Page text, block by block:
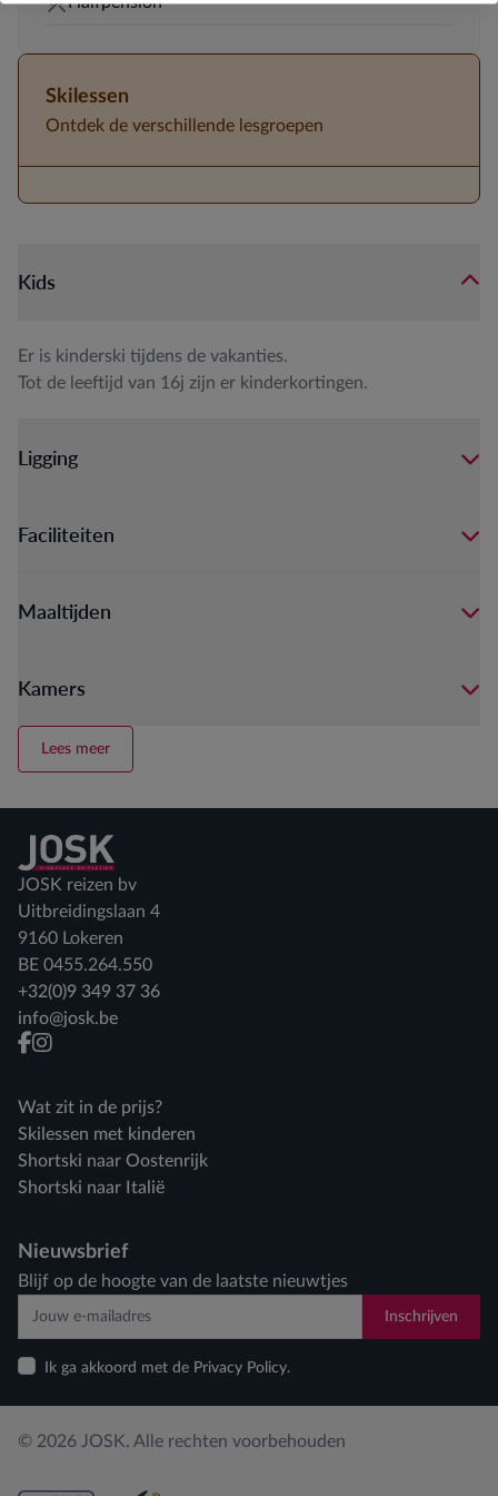
Skilessen
Ontdek de verschillende lesgroepen
Kids
Er is kinderski tijdens de vakanties.
Tot de leeftijd van 16j zijn er kinderkortingen.
Ligging
Faciliteiten
Maaltijden
Kamers
Lees meer
Terug naar home
JOSK reizen bv
Uitbreidingslaan 4
9160 Lokeren
BE 0455.264.550
+32(0)9 349 37 36
info@josk.be
facebook
instagram
Wat zit in de prijs?
Skilessen met kinderen
Shortski naar Oostenrijk
Shortski naar Italië
Nieuwsbrief
Blijf op de hoogte van de laatste nieuwtjes
Inschrijven
Ik ga akkoord met de Privacy Policy.
© 2026 JOSK. Alle rechten voorbehouden